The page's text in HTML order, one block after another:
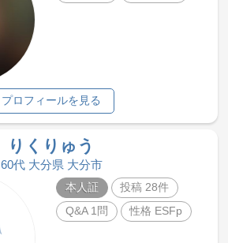
プロフィールを見る
りくりゅう
60代 大分県 大分市
本人証
投稿 28件
Q&A 1問
性格 ESFp